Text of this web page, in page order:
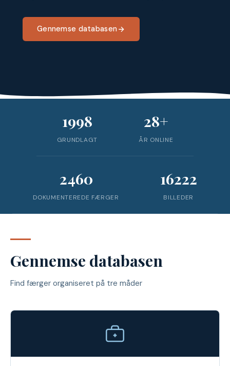
Gennemse databasen
1998
GRUNDLAGT
28+
ÅR ONLINE
2460
DOKUMENTEREDE FÆRGER
16222
BILLEDER
Gennemse databasen
Find færger organiseret på tre måder